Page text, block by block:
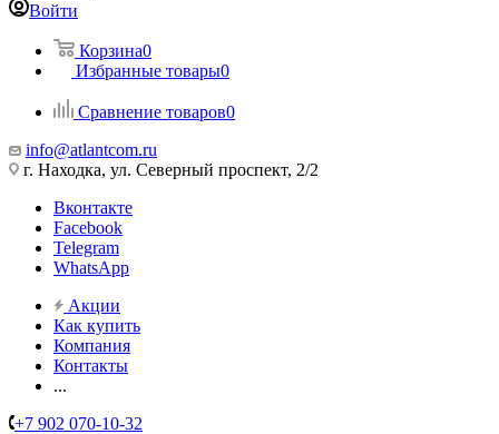
Войти
Корзина0
Избранные товары0
Сравнение товаров0
info@atlantcom.ru
г. Находка, ул. Северный проспект, 2/2
Вконтакте
Facebook
Telegram
WhatsApp
Акции
Как купить
Компания
Контакты
...
+7 902 070-10-32